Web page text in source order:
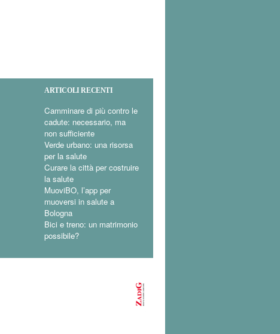
ARTICOLI RECENTI
Camminare di più contro le
cadute: necessario, ma
non sufficiente
Verde urbano: una risorsa
per la salute
Curare la città per costruire
la salute
MuoviBO, l’app per
muoversi in salute a
Bologna
Bici e treno: un matrimonio
possibile?